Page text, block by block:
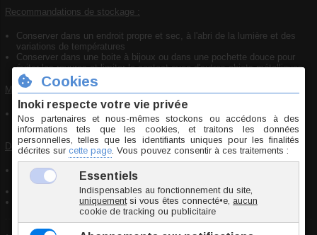
Recommandations de stockage :
Conserver dans un endroit propre et sec, à l'abri de la lumière et des
variations de températures
Conserver dans une boite à bijoux ou dans une pochette douce pour
éviter les rayures et limiter le contact avec d'autres objets métalliques
Mise en garde de sécurité :
Ce bijou présente des petites pièces pouvant être avalées, ne pas
laisser à la portée des enfants
Déclaration de conformité :
Bijou conforme aux normes de sécurité concernant les substances
dangereuses et respectant le règlement REACH
Acier chirurgical 316L (ASTM F138)
Plaqué rhodium